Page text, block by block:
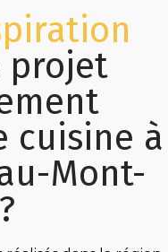
projet
cuisine à
Mont-